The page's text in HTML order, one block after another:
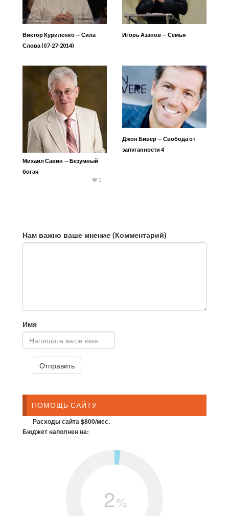
Виктор Куриленко — Сила
Слова (07-27-2014)
Игорь Азанов — Семья
Михаил Савин — Безумный
богач
0
Джон Бивер — Свобода от
запуганности 4
Нам важно ваше мнение (Комментарий)
Имя
ПОМОЩЬ САЙТУ
Расходы сайта $800/мес.
Бюджет наполнен на:
2%